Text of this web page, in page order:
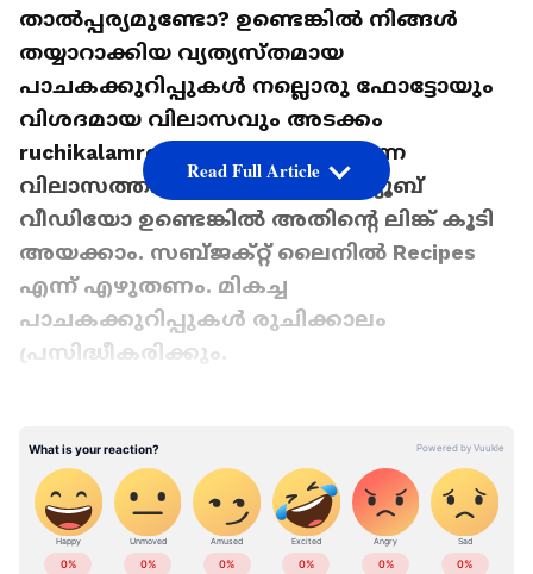
താൽപ്പര്യമുണ്ടോ? ഉണ്ടെങ്കിൽ നിങ്ങൾ
തയ്യാറാക്കിയ വ്യത്യസ്തമായ
പാചകക്കുറിപ്പുകൾ നല്ലൊരു ഫോട്ടോയും
വിശദമായ വിലാസവും അടക്കം
ruchikalamrecipes@gmail.com എന്ന
വിലാസത്തിൽ അയക്കുക. യൂട്യൂബ്
വീഡിയോ ഉണ്ടെങ്കിൽ അതിന്റെ ലിങ്ക് കൂടി
അയക്കാം. സബ്ജക്റ്റ് ലൈനിൽ Recipes
എന്ന് എഴുതണം. മികച്ച
പാചകക്കുറിപ്പുകൾ രുചിക്കാലം
പ്രസിദ്ധീകരിക്കും.
Read Full Article